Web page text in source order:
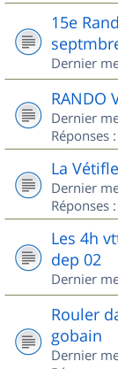
15e
Dernier
RANDO
Dernier
Réponses :
La
Dernier
Réponses :
Les 4h
dep 02
Dernier
Rouler
gobain
Dernier